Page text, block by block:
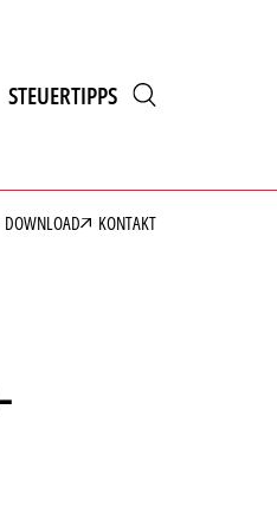
STEUERTIPPS
DOWNLOAD KONTAKT